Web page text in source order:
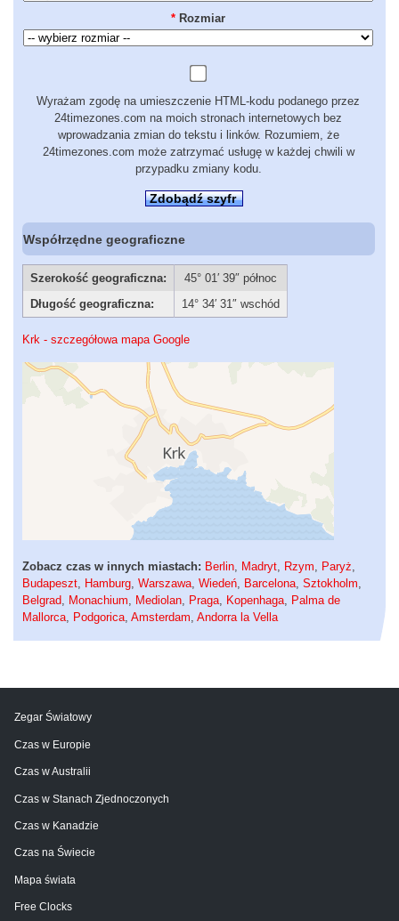
* Rozmiar
Wyrażam zgodę na umieszczenie HTML-kodu podanego przez
24timezones.com na moich stronach internetowych bez
wprowadzania zmian do tekstu i linków. Rozumiem, że
24timezones.com może zatrzymać usługę w każdej chwili w
przypadku zmiany kodu.
Zdobądź szyfr
Współrzędne geograficzne
Szerokość geograficzna:
45° 01′ 39″ północ
Długość geograficzna:
14° 34′ 31″ wschód
Krk - szczegółowa mapa Google
Zobacz czas w innych miastach: Berlin Madryt Rzym Paryż
Budapeszt
Hamburg Warszawa Wiedeń Barcelona Sztokholm
Belgrad
Monachium Mediolan Praga Kopenhaga
Palma de
Mallorca
Podgorica Amsterdam Andorra la Vella
Zegar Światowy
Czas w Europie
Czas w Australii
Czas w Stanach Zjednoczonych
Czas w Kanadzie
Czas na Świecie
Mapa świata
Free Clocks